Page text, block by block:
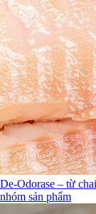
De-Odorase – từ
nhóm sản phẩm